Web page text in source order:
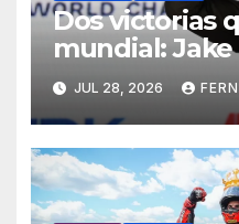
Dos victorias
mundial:
JUL 28, 2026